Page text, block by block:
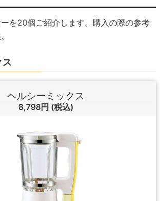
を20個ご紹介します。購入の際の参考
ス
ヘルシーミックス
8,798円 (税込)